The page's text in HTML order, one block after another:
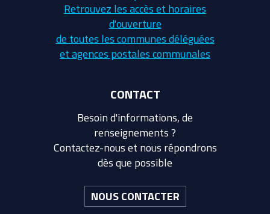
Retrouvez les accès et horaires
d'ouverture
de toutes les communes déléguées
et agences postales communales
CONTACT
Besoin d'informations, de
renseignements ?
Contactez-nous et nous répondrons
dès que possible
NOUS CONTACTER